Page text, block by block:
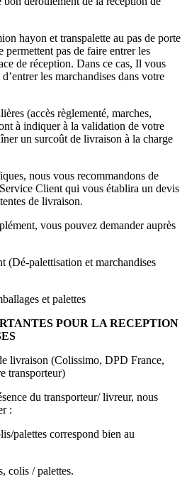
hayon et transpalette au pas de porte
pas de faire entrer les
de réception. Dans ce cas, Il vous
les marchandises dans votre
(accès règlementé, marches,
à indiquer à la validation de votre
un surcoût de livraison à la charge
nous vous recommandons de
Client qui vous établira un devis
de livraison.
vous pouvez demander auprès
palettisation et marchandises
et palettes
POUR LA RECEPTION
livraison (Colissimo, DPD France,
transporteur)
du transporteur/ livreur, nous
:
correspond bien au
/ palettes.